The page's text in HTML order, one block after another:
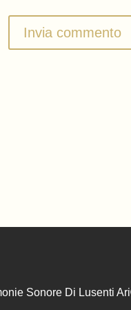
Sonore Di Lusenti